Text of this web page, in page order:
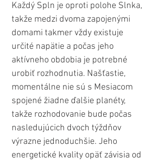
Každý Spln je oproti polohe Slnka,
takže medzi dvoma zapojenými
domami takmer vždy existuje
určité napätie a počas jeho
aktívneho obdobia je potrebné
urobiť rozhodnutia. Našťastie,
momentálne nie sú s Mesiacom
spojené žiadne ďalšie planéty,
takže rozhodovanie bude počas
nasledujúcich dvoch týždňov
výrazne jednoduchšie. Jeho
energetické kvality opäť závisia od